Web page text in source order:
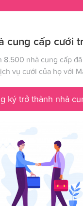
cung cấp cưới
8.500 nhà cung cấp
vụ cưới của họ với
ký trở thành nhà